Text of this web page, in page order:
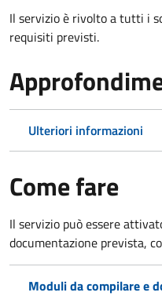
Il servizio è rivolto a tutti i
requisiti previsti.
Ulteriori informazioni
Come fare
Il servizio può essere
documentazione prevista,
Moduli da compilare e